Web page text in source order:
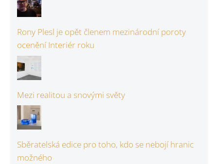
Rony Plesl je opět členem mezinárodní poroty
ocenění Interiér roku
Mezi realitou a snovými světy
Sběratelská edice pro toho, kdo se nebojí hranic
možného